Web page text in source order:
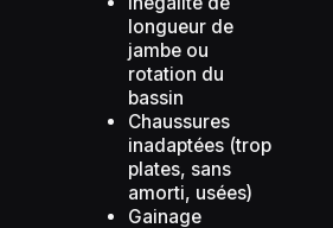
longueur de
jambe ou
rotation du
bassin
Chaussures
inadaptées (trop
plates, sans
amorti, usées)
Gainage